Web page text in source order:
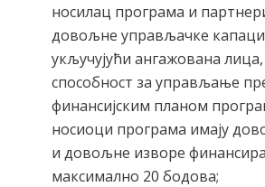
носилац програма и
довољне управљачке
укључујући ангажована
способност за управљање
финансијским планом
носиоци програма имају
и довољне изворе
максимално 20 бодова;